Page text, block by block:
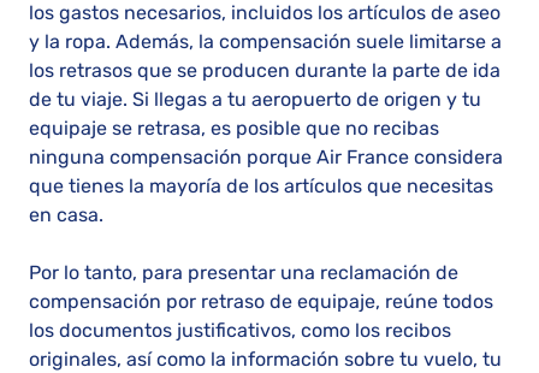
los gastos necesarios, incluidos los artículos de aseo
y la ropa. Además, la compensación suele limitarse a
los retrasos que se producen durante la parte de ida
de tu viaje. Si llegas a tu aeropuerto de origen y tu
equipaje se retrasa, es posible que no recibas
ninguna compensación porque Air France considera
que tienes la mayoría de los artículos que necesitas
en casa.
Por lo tanto, para presentar una reclamación de
compensación por retraso de equipaje, reúne todos
los documentos justificativos, como los recibos
originales, así como la información sobre tu vuelo, tu